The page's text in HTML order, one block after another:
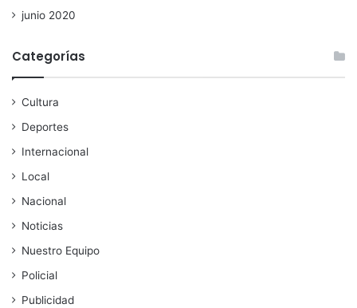
junio 2020
Categorías
Cultura
Deportes
Internacional
Local
Nacional
Noticias
Nuestro Equipo
Policial
Publicidad